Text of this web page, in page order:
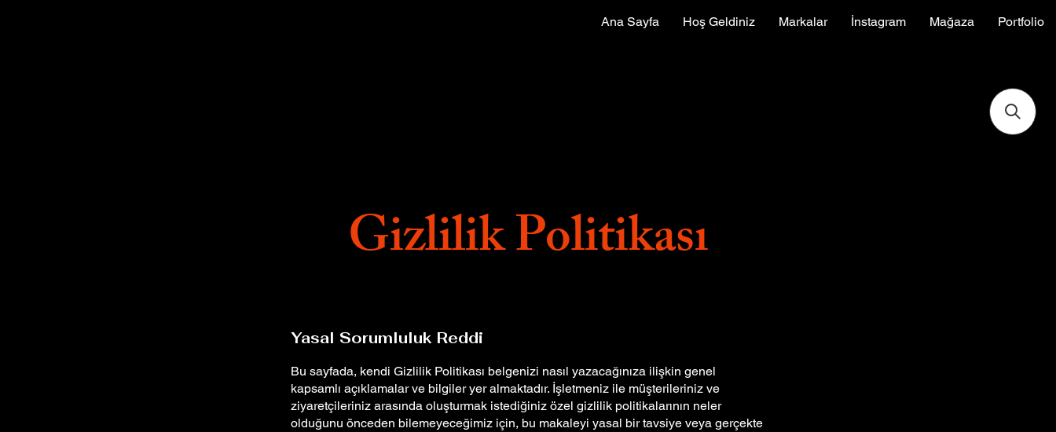
Ana Sayfa Hoş Geldiniz Markalar İnstagram Mağaza Portfolio
Gizlilik Politikası
Yasal Sorumluluk Reddi
Bu sayfada, kendi Gizlilik Politikası belgenizi nasıl yazacağınıza ilişkin genel
kapsamlı açıklamalar ve bilgiler yer almaktadır. İşletmeniz ile müşterileriniz ve
ziyaretçileriniz arasında oluşturmak istediğiniz özel gizlilik politikalarının neler
olduğunu önceden bilemeyeceğimiz için, bu makaleyi yasal bir tavsiye veya gerçekte